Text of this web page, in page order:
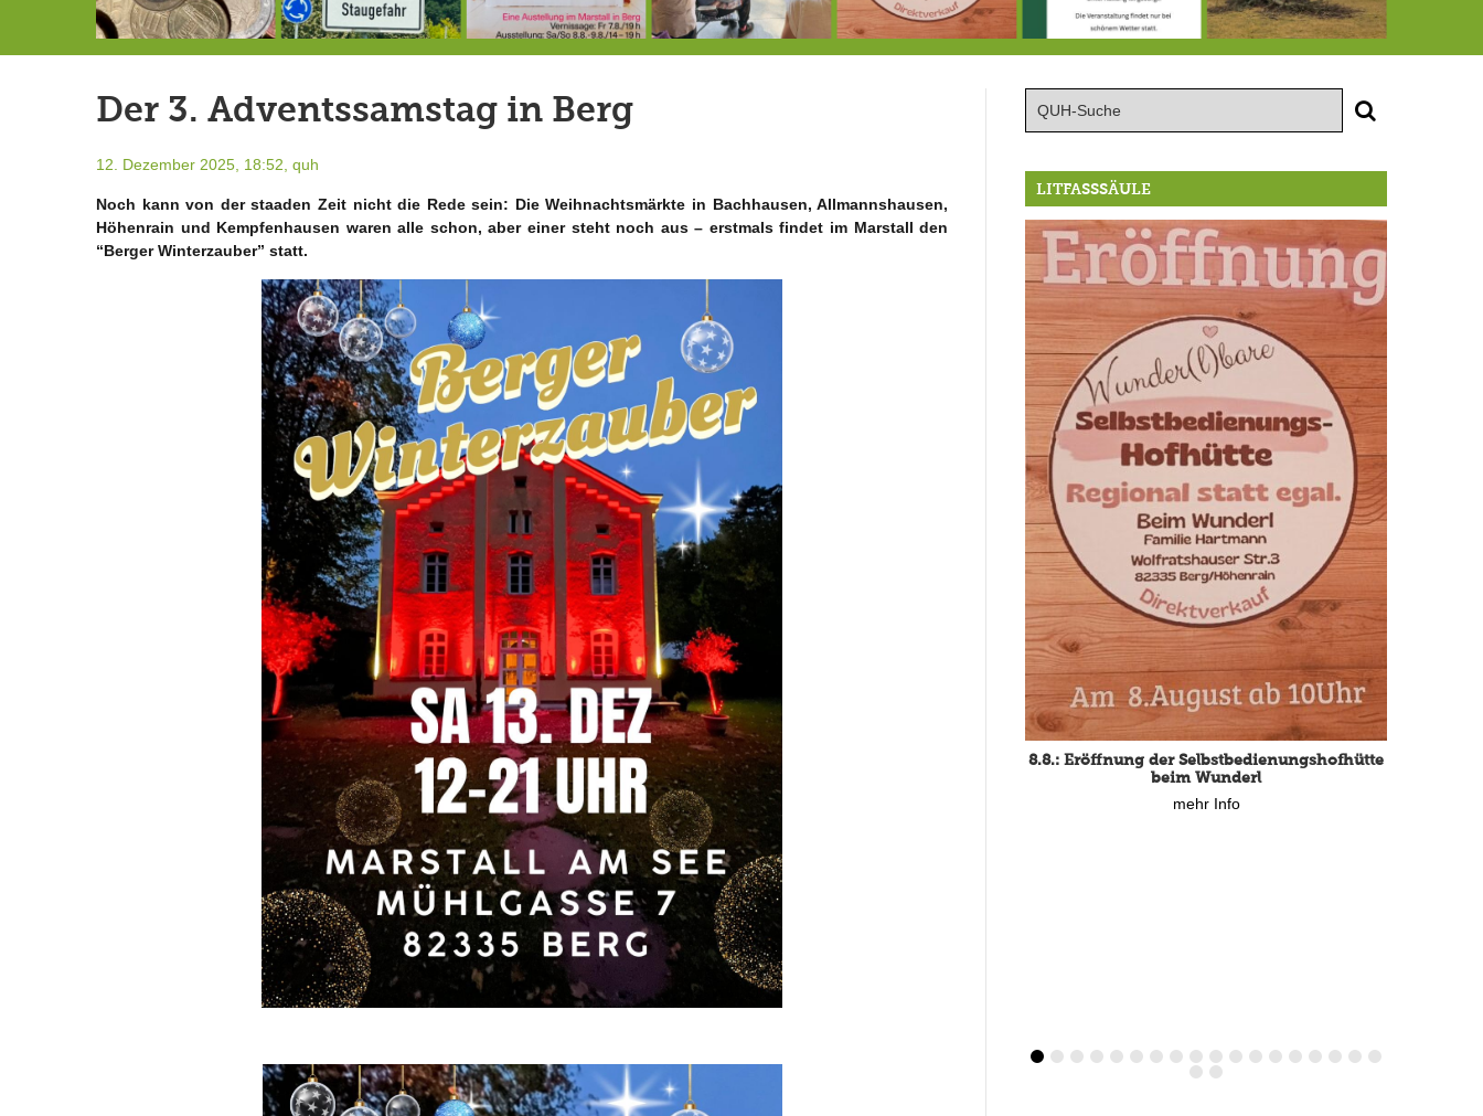
Der 3. Adventssamstag in Berg
12. Dezember 2025, 18:52, quh
Noch kann von der staaden Zeit nicht die Rede sein: Die Weihnachtsmärkte in Bachhausen, Allmannshausen,
Höhenrain und Kempfenhausen waren alle schon, aber einer steht noch aus – erstmals findet im Marstall den
“Berger Winterzauber” statt.
LITFASSSÄULE
8.8.: Eröffnung der Selbstbedienungshofhütte
beim Wunderl
mehr Info
mehr Info